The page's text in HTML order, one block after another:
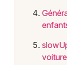
Mon